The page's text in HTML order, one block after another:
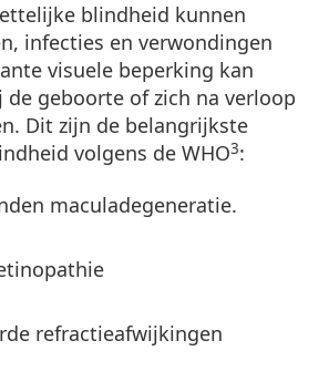
blindheid kunnen
infecties en verwondingen
visuele beperking kan
de geboorte of zich na verloop
Dit zijn de belangrijkste
volgens de WHO3:
maculadegeneratie.
refractieafwijkingen